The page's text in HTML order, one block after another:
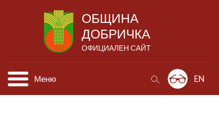
ОБЩИНА
ДОБРИЧКА
ОФИЦИАЛЕН САЙТ
Меню EN